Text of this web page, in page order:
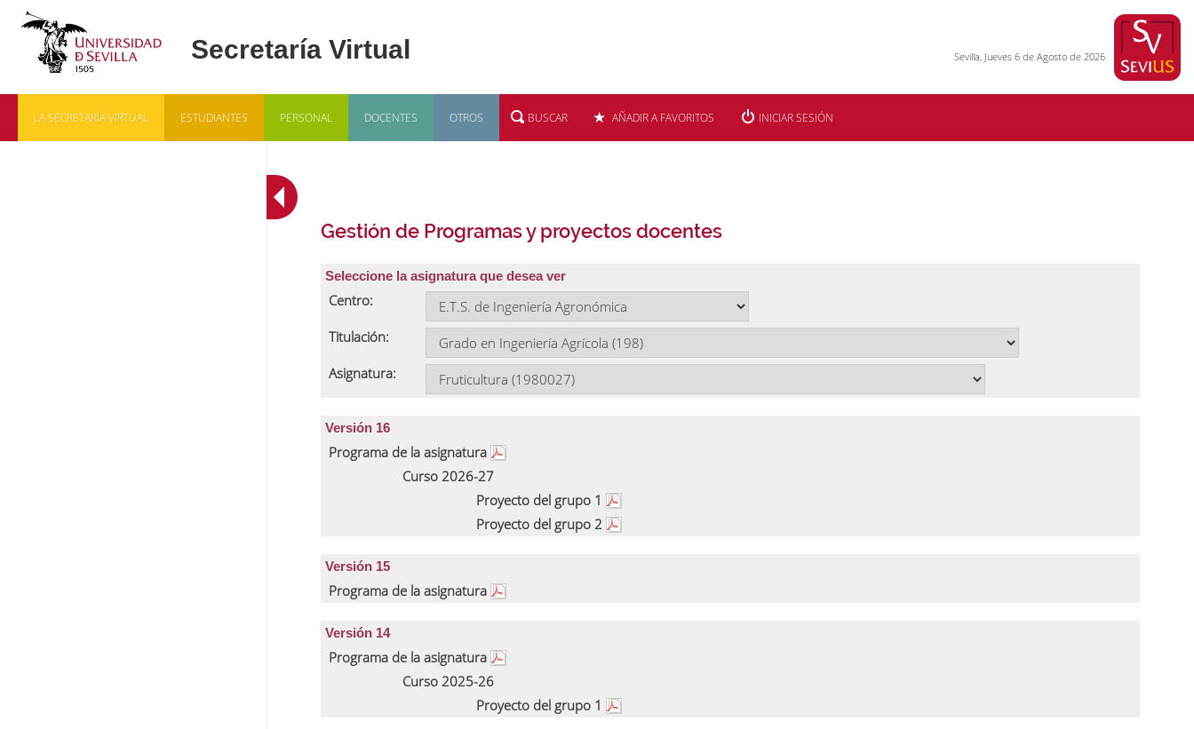
Sevilla, Jueves 6 de Agosto de 2026
LA SECRETARÍA VIRTUAL ESTUDIANTES PERSONAL DOCENTES OTROS BUSCAR AÑADIR A FAVORITOS INICIAR SESIÓN
Gestión de Programas y proyectos docentes
Seleccione la asignatura que desea ver
Centro:
Titulación:
Asignatura:
Versión 16
Programa de la asignatura
Curso 2026-27
Proyecto del grupo 1
Proyecto del grupo 2
Versión 15
Programa de la asignatura
Versión 14
Programa de la asignatura
Curso 2025-26
Proyecto del grupo 1